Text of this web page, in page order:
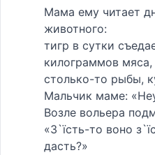
Мама ему читает
животного:
тигр в сутки
килограммов мяса,
столько-то рыбы,
Мальчик маме:
Возле вольера
«З`їсть-то воно
дасть?»